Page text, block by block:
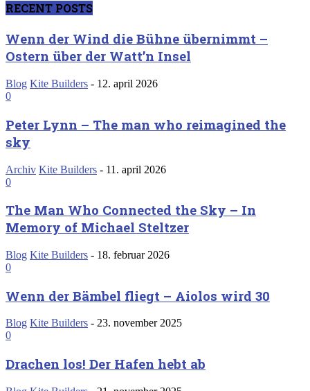
RECENT POSTS
Wenn der Wind die Bühne übernimmt –
Ostern über der Watt’n Insel
Blog Kite Builders - 12. april 2026
0
Peter Lynn – The man who reimagined the
sky
Archiv Kite Builders - 11. april 2026
0
The Man Who Connected the Sky – In
Memory of Michael Steltzer
Blog Kite Builders - 18. februar 2026
0
Wenn der Bämbel fliegt – Aiolos wird 30
Blog Kite Builders - 23. november 2025
0
Drachen los! Der Hafen hebt ab